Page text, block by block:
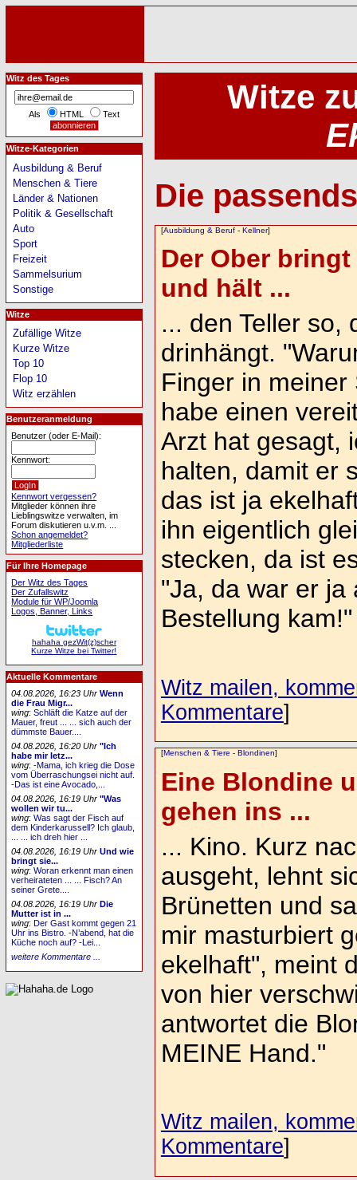
Witze
Die
[Ausbildung & Beruf- Kellner]
Der Ober
und hält ...
... den Teller so,
drinhängt.
Finger in
habe einen
Arzt hat gesagt,
halten, damit er
das ist ja
ihn eigentlich
stecken, da ist
"Ja, da war er ja
Bestellung kam!"
Witz mailen,
Kommentare]
[Menschen & Tiere - Blondinen]
Eine Blondine
gehen ins ...
... Kino. Kurz
ausgeht, lehnt
Brünetten und
mir masturbiert
ekelhaft", meint
von hier
antwortet die
MEINE Hand."
Witz mailen,
Kommentare]
Witz des Tages
Als HTML Text
Witze-Kategorien
Ausbildung & Beruf
Menschen & Tiere
Länder & Nationen
Politik & Gesellschaft
Auto
Sport
Freizeit
Sammelsurium
Sonstige
Witze
Zufällige Witze
Kurze Witze
Top 10
Flop 10
Witz erzählen
Benutzeranmeldung
Benutzer (oder E-Mail):
Kennwort:
Kennwort vergessen?
Mitglieder können ihre
Lieblingswitze verwalten, im
Forum diskutieren u.v.m. ...
Schon angemeldet?
Mitgliederliste
Für Ihre Homepage
Der Witz des Tages
Der Zufallswitz
Module für WP/Joomla
Logos, Banner, Links
hahaha gezWit(z)scher
Kurze Witze bei Twitter!
Aktuelle Kommentare
04.08.2026, 16:23 Uhr Wenn
die Frau Migr...
wing:Schläft die Katze auf der
Mauer, freut ... ... sich auch der
dümmste Bauer....
04.08.2026, 16:20 Uhr "Ich
habe mir letz...
wing:-Mama, ich krieg die Dose
vom Überraschungsei nicht auf.
-Das ist eine Avocado,...
04.08.2026, 16:19 Uhr "Was
wollen wir tu...
wing:Was sagt der Fisch auf
dem Kinderkarussell? Ich glaub,
... ... ich dreh hier ...
04.08.2026, 16:19 Uhr Und wie
bringt sie...
wing:Woran erkennt man einen
verheirateten ... ... Fisch? An
seiner Grete....
04.08.2026, 16:19 Uhr Die
Mutter ist in ...
wing:Der Gast kommt gegen 21
Uhr ins Bistro. -N’abend, hat die
Küche noch auf? -Lei...
weitere Kommentare ...